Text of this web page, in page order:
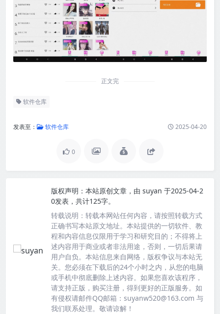
正文完
软件仓库
发表至： 软件仓库 2025-04-20
0
版权声明： 本站原创文章，由 suyan 于2025-04-2
0发表，共计125字。
转载说明： 转载本网站任何内容，请按照转载方式
正确书写本站原文地址。本站提供的一切软件、教
程和内容信息仅限用于学习和研究目的；不得将上
述内容用于商业或者非法用途，否则，一切后果请
用户自负。本站信息来自网络，版权争议与本站无
关。您必须在下载后的24个小时之内，从您的电脑
或手机中彻底删除上述内容。如果您喜欢该程序，
请支持正版，购买注册，得到更好的正版服务。如
有侵权请邮件QQ邮箱：suyanw520@163.com 与
我们联系处理。敬请谅解！